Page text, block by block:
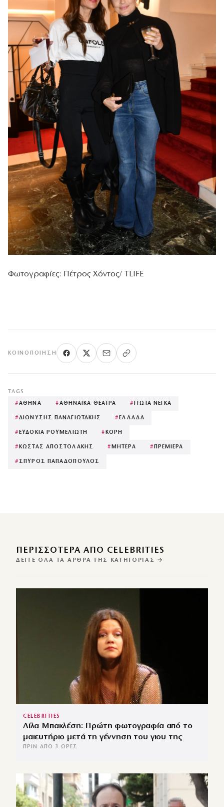
Φωτογραφίες: Πέτρος Χόντος/ TLIFE
ΚΟΙΝΟΠΟΊΗΣΗ
TAGS
#ΑΘΗΝΑ #ΑΘΗΝΑΙΚΑ ΘΕΑΤΡΑ #ΓΙΩΤΑ ΝΕΓΚΑ
#ΔΙΟΝΥΣΗΣ ΠΑΝΑΓΙΩΤΑΚΗΣ #ΕΛΛΑΔΑ
#ΕΥΔΟΚΙΑ ΡΟΥΜΕΛΙΩΤΗ #ΚΟΡΗ
#ΚΩΣΤΑΣ ΑΠΟΣΤΟΛΑΚΗΣ #ΜΗΤΕΡΑ #ΠΡΕΜΙΕΡΑ
# ΣΠΥΡΟΣ ΠΑΠΑΔΟΠΟΥΛΟΣ
ΠΕΡΙΣΣΌΤΕΡΑ ΑΠΌ CELEBRITIES
ΔΕΊΤΕ ΌΛΑ ΤΑ ΆΡΘΡΑ ΤΗΣ ΚΑΤΗΓΟΡΊΑΣ →
CELEBRITIES
Λίλα Μπακλέση: Πρώτη φωτογραφία από το
μαιευτήριο μετά τη γέννηση του γιου της
ΠΡΙΝ ΑΠΌ 3 ΏΡΕΣ